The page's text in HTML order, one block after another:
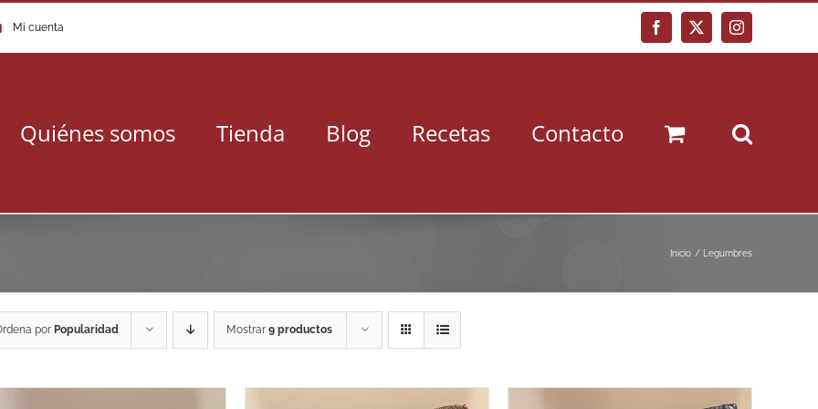
Mi cuenta Facebook
X Instagram
Quiénes somos Tienda Blog Recetas Contacto
Inicio Legumbres
por Popularidad Mostrar 9 productos